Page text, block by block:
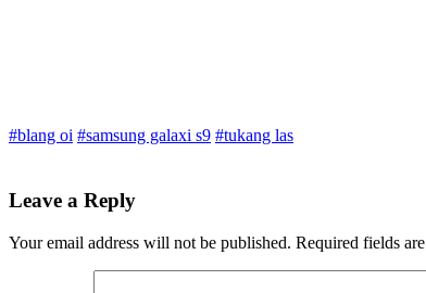
#blang oi #samsung galaxi s9 #tukang las
Leave a Reply
Your email address will not be published. Required fields